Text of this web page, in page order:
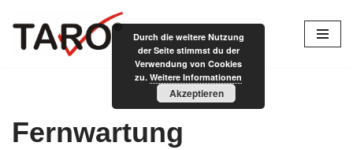
Zum
Fernwartung
Durch die weitere Nutzung
der Seite stimmst du der
Verwendung von Cookies
zu. Weitere Informationen
Akzeptieren